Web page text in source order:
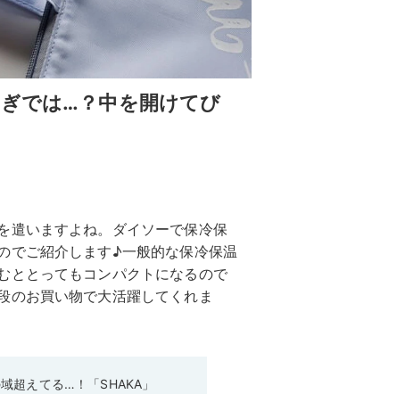
では…？中を開けてび
遣いますよね。ダイソーで保冷保
でご紹介します♪一般的な保冷保温
ととってもコンパクトになるので
のお買い物で大活躍してくれま
超えてる…！「SHAKA」